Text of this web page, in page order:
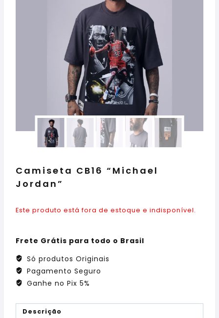
Camiseta CB16 “Michael
Jordan”
Este produto está fora de estoque e indisponível.
Frete Grátis para todo o Brasil
Só produtos Originais
Pagamento Seguro
Ganhe no Pix 5%
Descrição